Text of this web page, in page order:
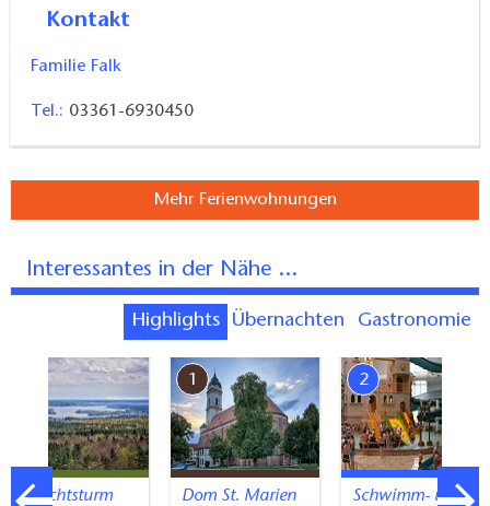
Kontakt
Familie Falk
Tel.: 03361-6930450
Mehr Ferienwohnungen
Interessantes in der Nähe ...
Highlights Übernachten Gastronomie
Aussichtsturm
1
Dom St. Marien
2
Schwimm- und